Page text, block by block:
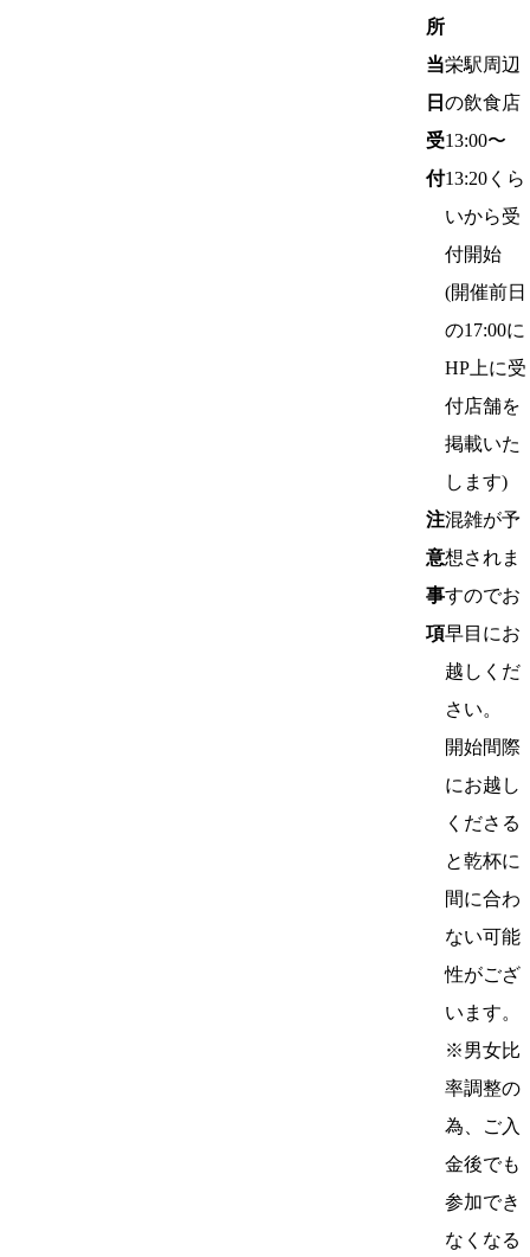
所
当
日
受
付
栄駅周辺
の飲食店
13:00〜
13:20くら
いから受
付開始
(開催前日
の17:00に
HP上に受
付店舗を
掲載いた
します)
注
意
事
項
混雑が予
想されま
すのでお
早目にお
越しくだ
さい。
開始間際
にお越し
くださる
と乾杯に
間に合わ
ない可能
性がござ
います。
※男女比
率調整の
為、ご入
金後でも
参加でき
なくなる